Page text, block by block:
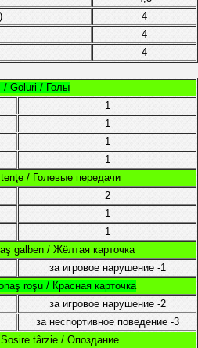
4
4
4
Goluri / Голы
1
1
1
1
/ Голевые передачи
2
1
1
galben / Жёлтая карточка
за игровое нарушение -1
roşu / Красная карточка
за игровое нарушение -2
за неспортивное поведение -3
târzie / Опоздание